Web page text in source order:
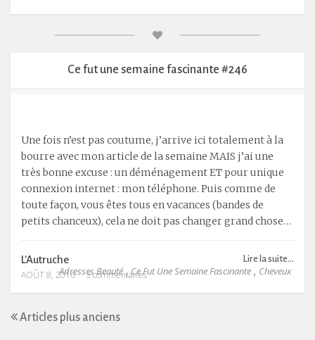
Ce fut une semaine fascinante #246
Une fois n’est pas coutume, j’arrive ici totalement à la
bourre avec mon article de la semaine MAIS j’ai une
très bonne excuse : un déménagement ET pour unique
connexion internet : mon téléphone. Puis comme de
toute façon, vous êtes tous en vacances (bandes de
petits chanceux), cela ne doit pas changer grand chose…
Lire la suite...
Adresses Beauté , Ce Fut Une Semaine Fascinante , Cheveux
L'Autruche
AOÛT 8, 2016
3 commentaires
Articles plus anciens